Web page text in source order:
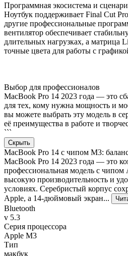
Программная экосистема и
Ноутбук поддерживает Final Cut
другие профессиональные
вентилятор обеспечивает
длительных нагрузках, а матрица
точные цвета для работы с
Выбор для профессионалов
MacBook Pro 14 2023 года — это
для тех, кому нужна мощность и
вы можете выбрать эту модель в
её преимущества в работе и
```
Скрыть
MacBook Pro 14 с чипом M3:
MacBook Pro 14 2023 года — это
профессиональная модель с
высокую производительность и
условиях. Серебристый корпус
Apple, а 14-дюймовый экран...
Bluetooth
v 5.3
Серия процессора
Apple M3
Тип
макбук